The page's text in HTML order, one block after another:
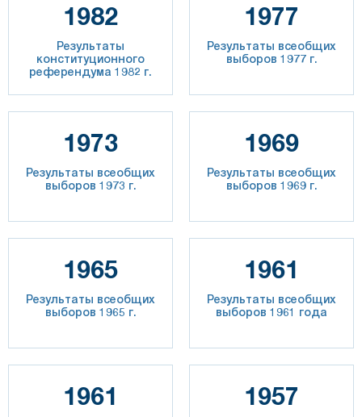
1982
Результаты
конституционного
референдума 1982 г.
1977
Результаты всеобщих
выборов 1977 г.
1973
Результаты всеобщих
выборов 1973 г.
1969
Результаты всеобщих
выборов 1969 г.
1965
Результаты всеобщих
выборов 1965 г.
1961
Результаты всеобщих
выборов 1961 года
1961 1957